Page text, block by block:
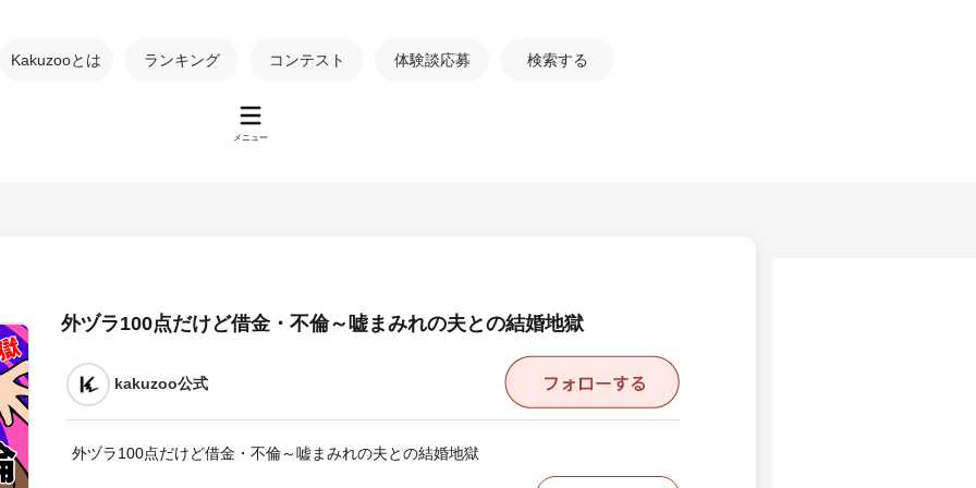
Kakuzooとは ランキング コンテスト 体験談応募 検索する
メニュー
外ヅラ100点だけど借金・不倫～嘘まみれの夫との結婚地獄
kakuzoo公式
外ヅラ100点だけど借金・不倫～嘘まみれの夫との結婚地獄